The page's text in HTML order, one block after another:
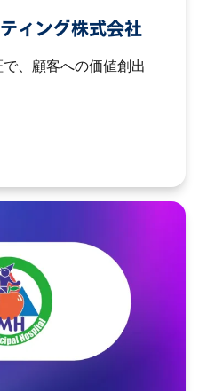
ィング株式会社
、顧客への価値創出